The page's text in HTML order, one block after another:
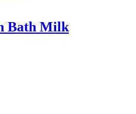
Bath Milk